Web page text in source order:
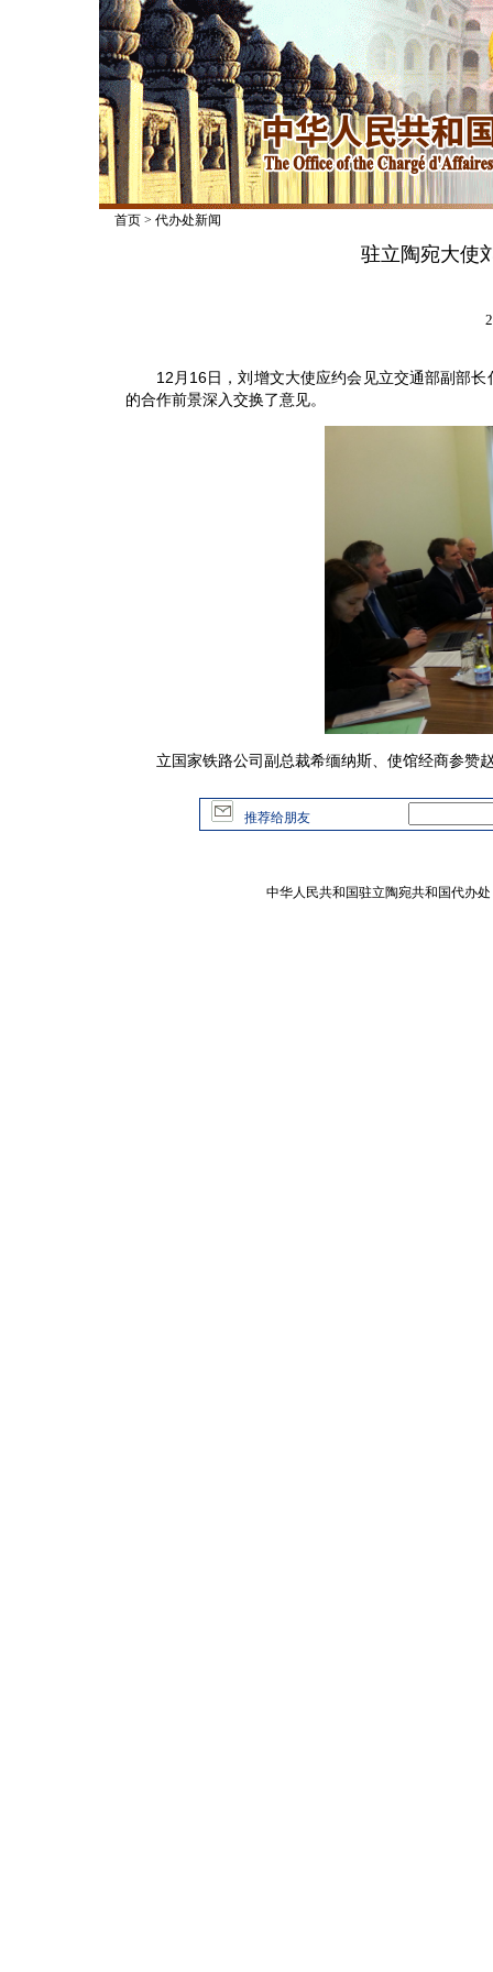
首页> 代办处新闻
驻立陶宛大使
12月16日，刘增文大使应约会见立交通部副部长
的合作前景深入交换了意见。
立国家铁路公司副总裁希缅纳斯、使馆经商参赞
推荐给朋友
中华人民共和国驻立陶宛共和国代办处